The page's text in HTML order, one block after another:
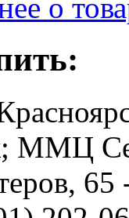
о
ММЦ